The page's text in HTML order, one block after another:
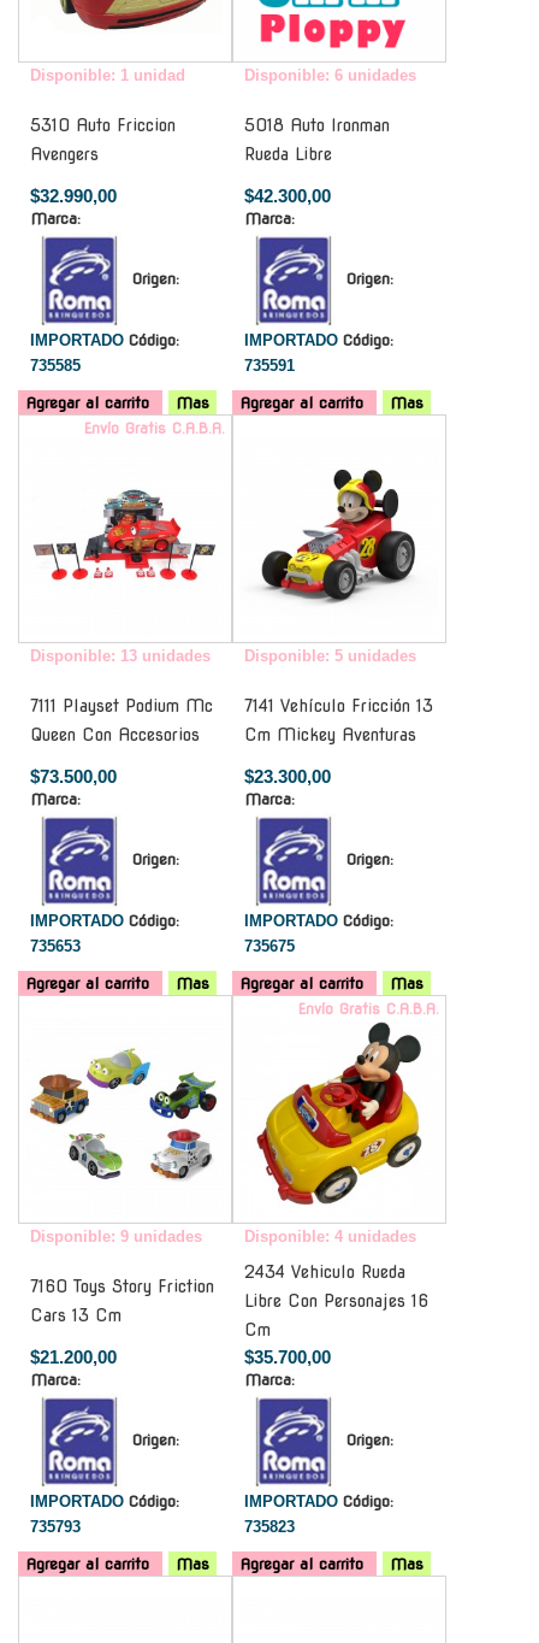
Disponible: 1 unidad
5310 Auto Friccion
Avengers
$32.990,00
Marca:
Origen:
IMPORTADO Código:
735585
Agregar al carrito Mas
Disponible: 6 unidades
5018 Auto Ironman
Rueda Libre
$42.300,00
Marca:
Origen:
IMPORTADO Código:
735591
Agregar al carrito
Mas
Envío Gratis C.A.B.A.
Disponible: 13 unidades
7111 Playset Podium Mc
Queen Con Accesorios
$73.500,00
Marca:
Origen:
IMPORTADO Código:
735653
Agregar al carrito Mas
Disponible: 5 unidades
7141 Vehículo Fricción 13
Cm Mickey Aventuras
$23.300,00
Marca:
Origen:
IMPORTADO Código:
735675
Agregar al carrito
Mas
Disponible: 9 unidades
7160 Toys Story Friction
Cars 13 Cm
$21.200,00
Marca:
Origen:
IMPORTADO Código:
735793
Agregar al carrito Mas
Envío Gratis C.A.B.A.
Disponible: 4 unidades
2434 Vehiculo Rueda
Libre Con Personajes 16
Cm
$35.700,00
Marca:
Origen:
IMPORTADO Código:
735823
Agregar al carrito
Mas